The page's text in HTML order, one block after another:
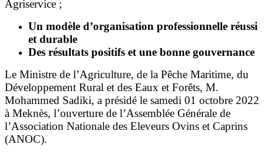
Agriservice ;
Un modèle d’organisation professionnelle réussi
et durable
Des résultats positifs et une bonne gouvernance
Le Ministre de l’Agriculture, de la Pêche Maritime, du
Développement Rural et des Eaux et Forêts, M.
Mohammed Sadiki, a présidé le samedi 01 octobre 2022
à Meknès, l’ouverture de l’Assemblée Générale de
l’Association Nationale des Eleveurs Ovins et Caprins
(ANOC).